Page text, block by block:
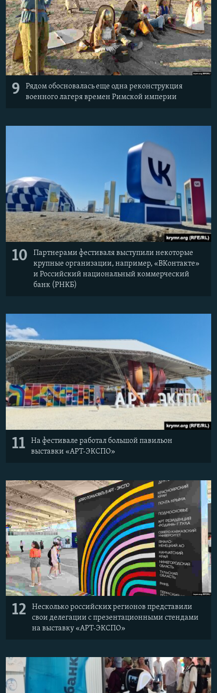
9
Рядом обосновалась еще одна реконструкция
военного лагеря времен Римской империи
10
Партнерами фестиваля выступили некоторые
крупные организации, например, «ВКонтакте»
и Российский национальный коммерческий
банк (РНКБ)
11
На фестивале работал большой павильон
выставки «АРТ-ЭКСПО»
12
Несколько российских регионов представили
свои делегации с презентационными стендами
на выставку «АРТ-ЭКСПО»